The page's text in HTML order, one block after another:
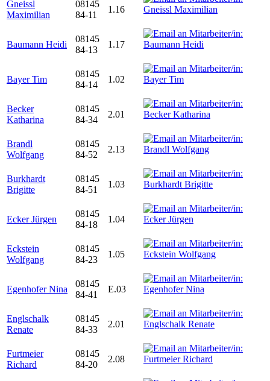
Gneissl
Maximilian
08145
84-11
1.16
Baumann Heidi
08145
84-13
1.17
Bayer Tim
08145
84-14
1.02
Becker
Katharina
08145
84-34
2.01
Brandl
Wolfgang
08145
84-52
2.13
Burkhardt
Brigitte
08145
84-51
1.03
Ecker Jürgen
08145
84-18
1.04
Eckstein
Wolfgang
08145
84-23
1.05
Egenhofer Nina
08145
84-41
E.03
Englschalk
Renate
08145
84-33
2.01
Furtmeier
Richard
08145
84-20
2.08